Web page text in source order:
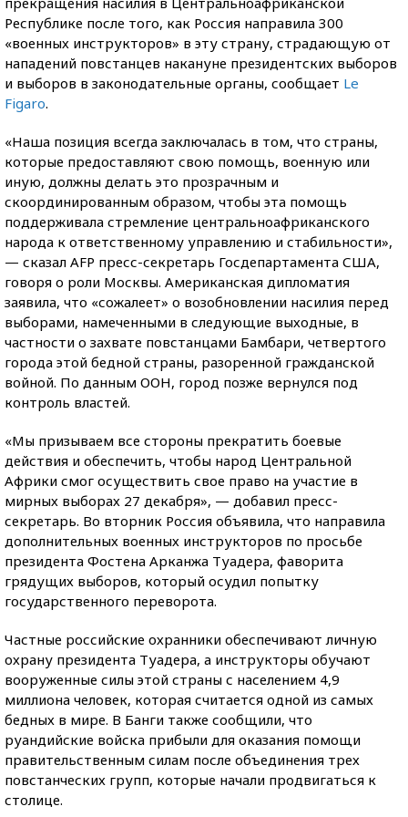
Республике после того, как Россия направила 300
«военных инструкторов» в эту страну, страдающую от
нападений повстанцев накануне президентских выборов
и выборов в законодательные органы, сообщает Le
Figaro.
«Наша позиция всегда заключалась в том, что страны,
которые предоставляют свою помощь, военную или
иную, должны делать это прозрачным и
скоординированным образом, чтобы эта помощь
поддерживала стремление центральноафриканского
народа к ответственному управлению и стабильности»,
— сказал AFP пресс-секретарь Госдепартамента США,
говоря о роли Москвы. Американская дипломатия
заявила, что «сожалеет» о возобновлении насилия перед
выборами, намеченными в следующие выходные, в
частности о захвате повстанцами Бамбари, четвертого
города этой бедной страны, разоренной гражданской
войной. По данным ООН, город позже вернулся под
контроль властей.
«Мы призываем все стороны прекратить боевые
действия и обеспечить, чтобы народ Центральной
Африки смог осуществить свое право на участие в
мирных выборах 27 декабря», — добавил пресс-
секретарь. Во вторник Россия объявила, что направила
дополнительных военных инструкторов по просьбе
президента Фостена Арканжа Туадера, фаворита
грядущих выборов, который осудил попытку
государственного переворота.
Частные российские охранники обеспечивают личную
охрану президента Туадера, а инструкторы обучают
вооруженные силы этой страны с населением 4,9
миллиона человек, которая считается одной из самых
бедных в мире. В Банги также сообщили, что
руандийские войска прибыли для оказания помощи
правительственным силам после объединения трех
повстанческих групп, которые начали продвигаться к
столице.